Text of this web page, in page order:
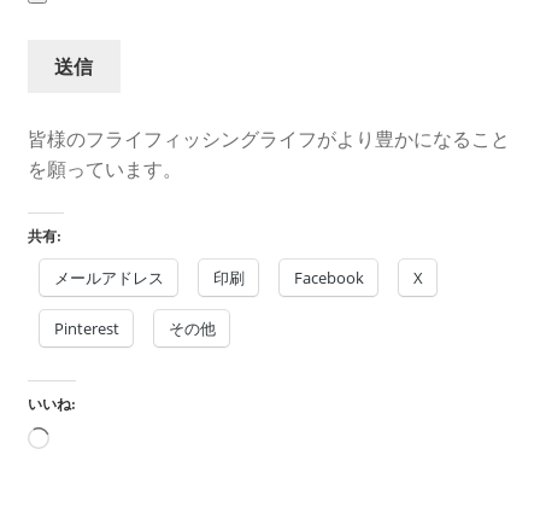
皆様のフライフィッシングライフがより豊かになること
を願っています。
共有:
メールアドレス 印刷 Facebook X
Pinterest その他
いいね:
読